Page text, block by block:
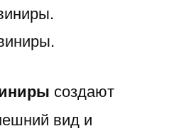
создают
вид и